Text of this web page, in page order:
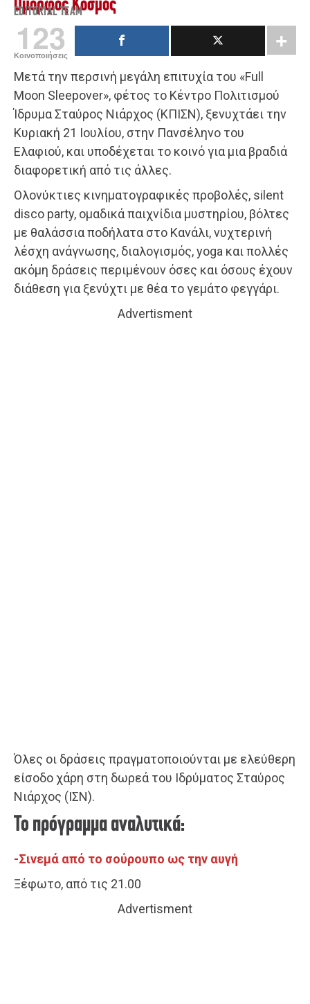
Όμορφος Κόσμος
EDITORIAL TEAM
123
Κοινοποιήσεις
Μετά την περσινή μεγάλη επιτυχία του «Full
Moon Sleepover», φέτος το Κέντρο Πολιτισμού
Ίδρυμα Σταύρος Νιάρχος (ΚΠΙΣΝ), ξενυχτάει την
Κυριακή 21 Ιουλίου, στην Πανσέληνο του
Ελαφιού, και υποδέχεται το κοινό για μια βραδιά
διαφορετική από τις άλλες.
Ολονύκτιες κινηματογραφικές προβολές, silent
disco party, ομαδικά παιχνίδια μυστηρίου, βόλτες
με θαλάσσια ποδήλατα στο Κανάλι, νυχτερινή
λέσχη ανάγνωσης, διαλογισμός, yoga και πολλές
ακόμη δράσεις περιμένουν όσες και όσους έχουν
διάθεση για ξενύχτι με θέα το γεμάτο φεγγάρι.
Advertisment
Όλες οι δράσεις πραγματοποιούνται με ελεύθερη
είσοδο χάρη στη δωρεά του Ιδρύματος Σταύρος
Νιάρχος (ΙΣΝ).
Το πρόγραμμα αναλυτικά:
-Σινεμά από το σούρουπο ως την αυγή
Ξέφωτο, από τις 21.00
Advertisment